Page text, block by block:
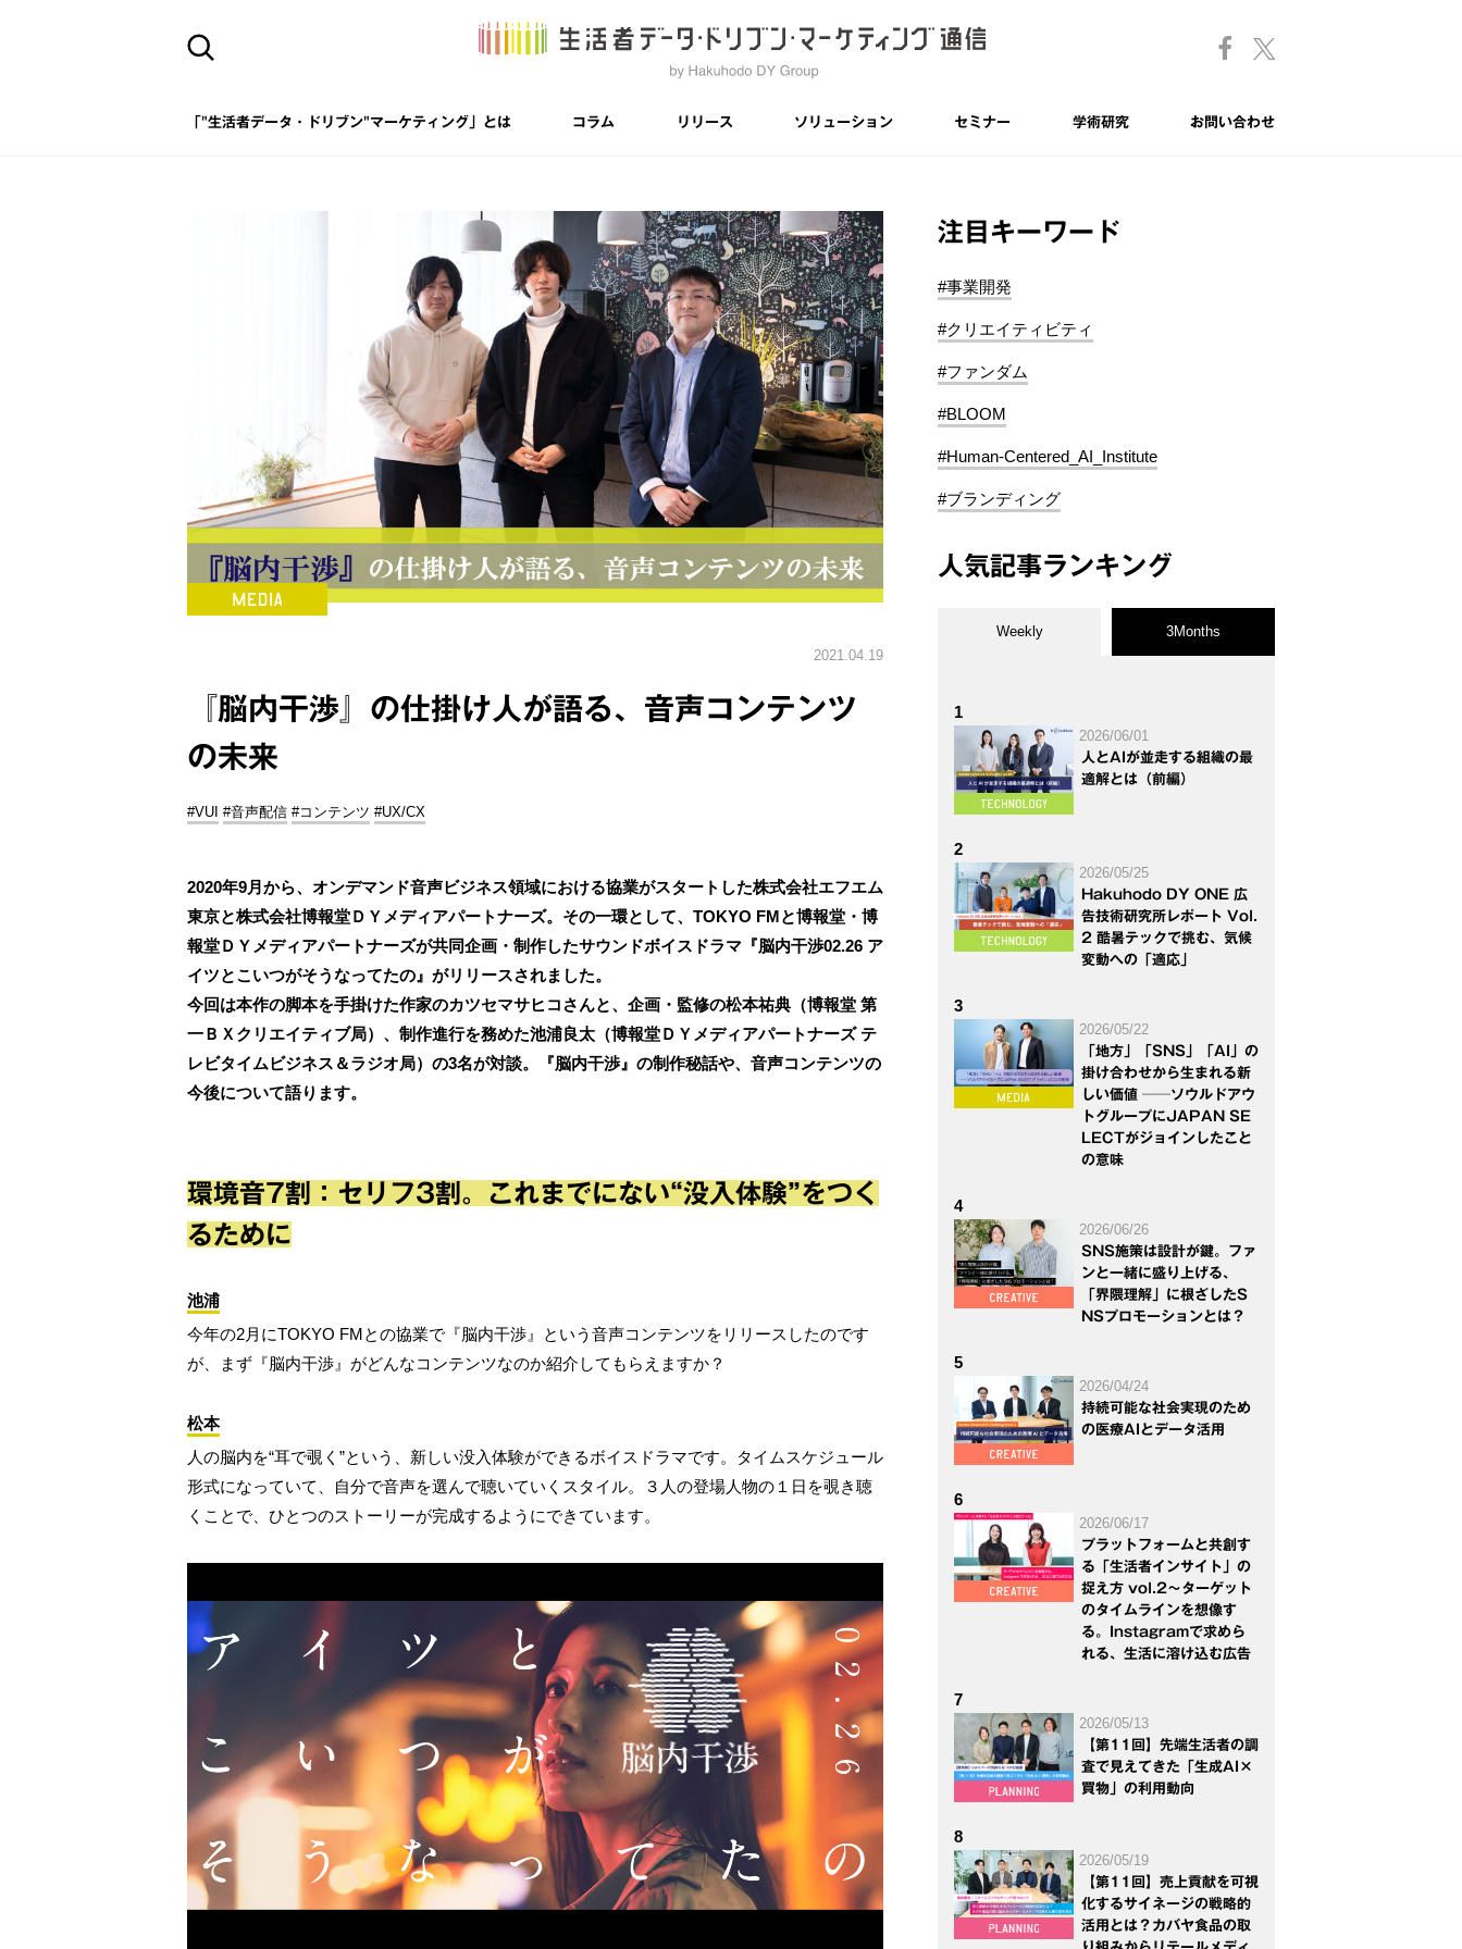
「"生活者データ・ドリブン"マーケティング」とは コラム リリース ソリューション セミナー 学術研究 お問い合わせ
2021.04.19
『脳内干渉』の仕掛け人が語る、音声コンテンツ
の未来
#VUI #音声配信 #コンテンツ #UX/CX
2020年9月から、オンデマンド音声ビジネス領域における協業がスタートした株式会社エフエム
東京と株式会社博報堂ＤＹメディアパートナーズ。その一環として、TOKYO FMと博報堂・博
報堂ＤＹメディアパートナーズが共同企画・制作したサウンドボイスドラマ『脳内干渉02.26 ア
イツとこいつがそうなってたの』がリリースされました。
今回は本作の脚本を手掛けた作家のカツセマサヒコさんと、企画・監修の松本祐典（博報堂 第
一ＢＸクリエイティブ局）、制作進行を務めた池浦良太（博報堂ＤＹメディアパートナーズ テ
レビタイムビジネス＆ラジオ局）の3名が対談。『脳内干渉』の制作秘話や、音声コンテンツの
今後について語ります。
環境音7割：セリフ3割。これまでにない“没入体験”をつく
るために
池浦
今年の2月にTOKYO FMとの協業で『脳内干渉』という音声コンテンツをリリースしたのです
が、まず『脳内干渉』がどんなコンテンツなのか紹介してもらえますか？
松本
人の脳内を“耳で覗く”という、新しい没入体験ができるボイスドラマです。タイムスケジュール
形式になっていて、自分で音声を選んで聴いていくスタイル。３人の登場人物の１日を覗き聴
くことで、ひとつのストーリーが完成するようにできています。
注目キーワード
#事業開発
#クリエイティビティ
#ファンダム
#BLOOM
#Human-Centered_AI_Institute
#ブランディング
人気記事ランキング
Weekly 3Months
1
2026/06/01
人とAIが並走する組織の最
適解とは（前編）
2
2026/05/25
Hakuhodo DY ONE 広
告技術研究所レポート Vol.
2 酷暑テックで挑む、気候
変動への「適応」
3
2026/05/22
「地方」「SNS」「AI」の
掛け合わせから生まれる新
しい価値 ──ソウルドアウ
トグループにJAPAN SE
LECTがジョインしたこと
の意味
4
2026/06/26
SNS施策は設計が鍵。ファ
ンと一緒に盛り上げる、
「界隈理解」に根ざしたS
NSプロモーションとは？
5
2026/04/24
持続可能な社会実現のため
の医療AIとデータ活用
6
2026/06/17
プラットフォームと共創す
る「生活者インサイト」の
捉え方 vol.2～ターゲット
のタイムラインを想像す
る。Instagramで求めら
れる、生活に溶け込む広告
7
2026/05/13
【第11回】先端生活者の調
査で見えてきた「生成AI×
買物」の利用動向
8
2026/05/19
【第11回】売上貢献を可視
化するサイネージの戦略的
活用とは？カバヤ食品の取